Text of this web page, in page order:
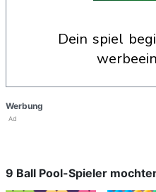
dein spiel beginnt nach dieser
Werbung
Ad
9 Ball Pool-Spieler